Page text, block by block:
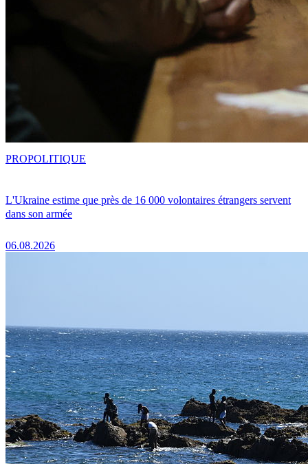
L'Ukraine estime que près de 16 000 volontaires étrangers servent
dans son armée
06.08.2026
PROPOLITIQUE